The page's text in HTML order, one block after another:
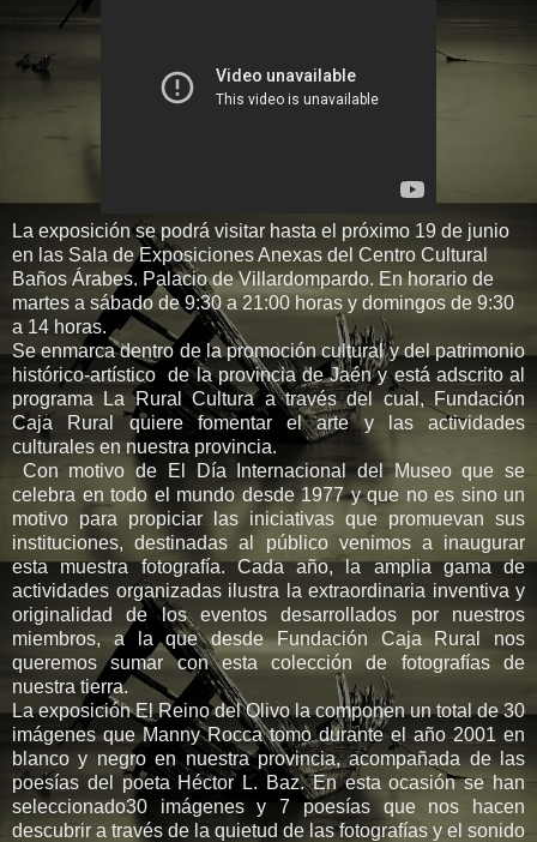
La exposición se podrá visitar hasta el próximo 19 de junio
en las Sala de Exposiciones Anexas del Centro Cultural
Baños Árabes. Palacio de Villardompardo. En horario de
martes a sábado de 9:30 a 21:00 horas y domingos de 9:30
a 14 horas.
Se enmarca dentro de la promoción cultural y del patrimonio
histórico-artístico de la provincia de Jaén y está adscrito al
programa La Rural Cultura a través del cual, Fundación
Caja Rural quiere fomentar el arte y las actividades
culturales en nuestra provincia.
Con motivo de El Día Internacional del Museo que se
celebra en todo el mundo desde 1977 y que no es sino un
motivo para propiciar las iniciativas que promuevan sus
instituciones, destinadas al público venimos a inaugurar
esta muestra fotografía. Cada año, la amplia gama de
actividades organizadas ilustra la extraordinaria inventiva y
originalidad de los eventos desarrollados por nuestros
miembros, a la que desde Fundación Caja Rural nos
queremos sumar con esta colección de fotografías de
nuestra tierra.
La exposición El Reino del Olivo la componen un total de 30
imágenes que Manny Rocca tomo durante el año 2001 en
blanco y negro en nuestra provincia, acompañada de las
poesías del poeta Héctor L. Baz. En esta ocasión se han
seleccionado30 imágenes y 7 poesías que nos hacen
descubrir a través de la quietud de las fotografías y el sonido